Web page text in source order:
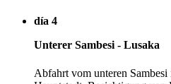
día 4
Unterer Sambesi - Lusaka
Abfahrt vom unteren